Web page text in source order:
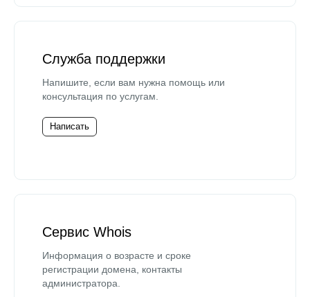
Служба поддержки
Напишите, если вам нужна помощь или
консультация по услугам.
Написать
Сервис Whois
Информация о возрасте и сроке
регистрации домена, контакты
администратора.